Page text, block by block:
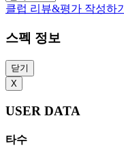
클럽 리뷰&평가 작성하기
스펙 정보
닫기
X
USER DATA
타수